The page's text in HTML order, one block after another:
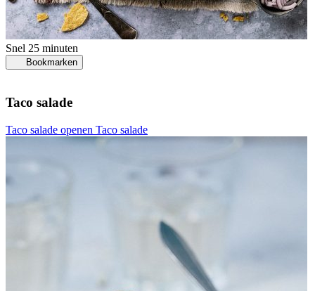
Snel 25 minuten
Bookmarken
Taco salade
Taco salade openen Taco salade